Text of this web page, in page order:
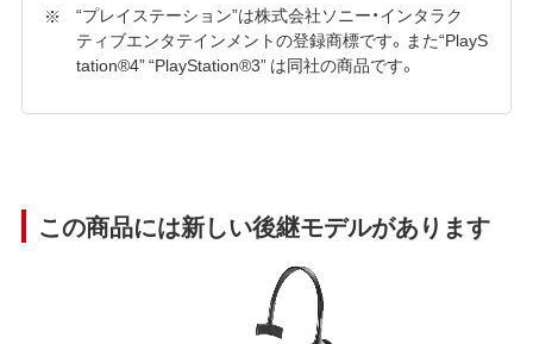
“プレイステーション”は株式会社ソニー・インタラク
ティブエンタテインメントの登録商標です。また“PlayS
tation®4” “PlayStation®3” は同社の商品です。
この商品には新しい後継モデルがあります